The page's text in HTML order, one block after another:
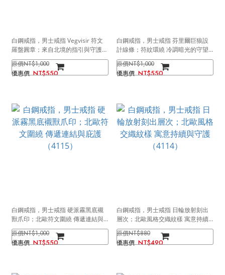
白鋼戒指，男士戒指 Vegvisir 符文
羅盤圓章；來自北境的指引與守護
（4118）
NT$1,000
NT$550
白鋼戒指，男士戒指 芬里爾巨狼設
計線條；符紋環繞 冷調暗光的守望
者（4117）
NT$1,000
NT$550
白鋼戒指，男士戒指 硬派霧黑底襯
獸爪印；北歐符文圍繞 傳遞連結與
庇護（4115）
NT$1,000
NT$550
白鋼戒指，男士戒指 日輪放射刻出
層次；北歐風格交織紋樣 寓意持續
與守護（4114）
NT$880
NT$490